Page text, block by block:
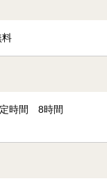
時間 8時間